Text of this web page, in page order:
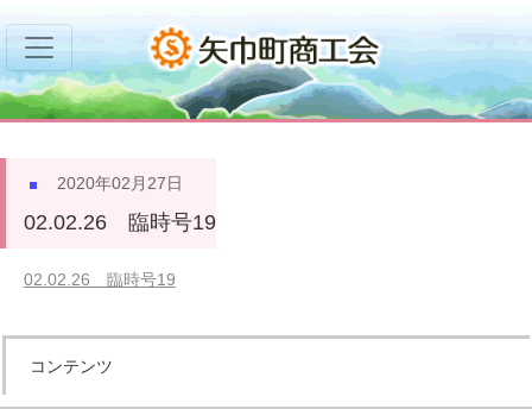
2020年02月27日
02.02.26 臨時号19
02.02.26 臨時号19
コンテンツ